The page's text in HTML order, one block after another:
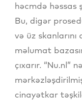
həcmdə həssas
Bu, digər
və üz
məlumat
çıxarır. “Nu.nl”
cinayətkar